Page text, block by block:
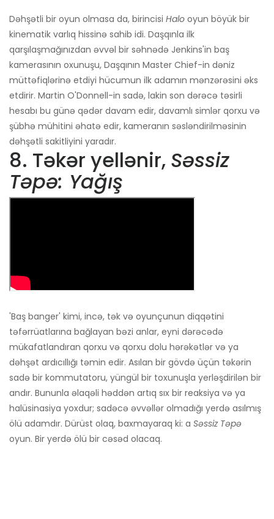
Dəhşətli bir oyun olmasa da, birincisi Halo oyun böyük bir
kinematik varlıq hissinə sahib idi. Daşqınla ilk
qarşılaşmağınızdan əvvəl bir səhnədə Jenkins'in baş
kamerasının oxunuşu, Daşqının Master Chief-in dəniz
müttəfiqlərinə etdiyi hücumun ilk adamın mənzərəsini əks
etdirir. Martin O'Donnell-in sadə, lakin son dərəcə təsirli
hesabı bu günə qədər davam edir, davamlı simlər qorxu və
şübhə mühitini əhatə edir, kameranın səsləndirilməsinin
dəhşətli sakitliyini yaradır.
8. Təkər yellənir, Səssiz
Təpə: Yağış
'Baş banger' kimi, incə, tək və oyunçunun diqqətini
təfərrüatlarına bağlayan bəzi anlar, eyni dərəcədə
mükafatlandıran qorxu və qorxu dolu hərəkətlər və ya
dəhşət ardıcıllığı təmin edir. Asılan bir gövdə üçün təkərin
sadə bir kommutatoru, yüngül bir toxunuşla yerləşdirilən bir
andır. Bununla əlaqəli həddən artıq sıx bir reaksiya və ya
halüsinasiya yoxdur; sadəcə əvvəllər olmadığı yerdə asılmış
ölü adamdır. Dürüst olaq, baxmayaraq ki: a Səssiz Təpə
oyun. Bir yerdə ölü bir cəsəd olacaq.